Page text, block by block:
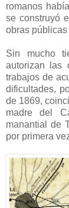
romanos
se construyó
obras
Sin mucho
autorizan las
trabajos de
dificultades,
de 1869,
madre del
manantial de
por primera